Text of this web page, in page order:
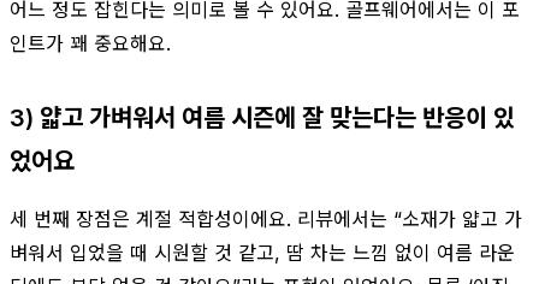
어느 정도 잡힌다는 의미로 볼 수 있어요. 골프웨어에서는 이 포
인트가 꽤 중요해요.
3) 얇고 가벼워서 여름 시즌에 잘 맞는다는 반응이 있
었어요
세 번째 장점은 계절 적합성이에요. 리뷰에서는 “소재가 얇고 가
벼워서 입었을 때 시원할 것 같고, 땀 차는 느낌 없이 여름 라운